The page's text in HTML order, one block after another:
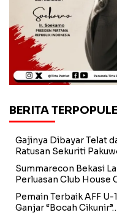
BERITA
Gajinya Dibayar Telat
Ratusan Sekuriti
Summarecon Bekasi
Perluasan Club House
Pemain Terbaik AFF
Ganjar “Bocah